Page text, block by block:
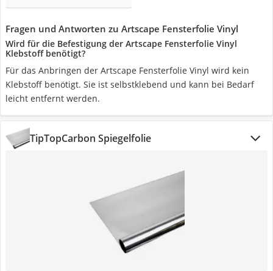
Fragen und Antworten zu Artscape Fensterfolie Vinyl
Wird für die Befestigung der Artscape Fensterfolie Vinyl
Klebstoff benötigt?
Für das Anbringen der Artscape Fensterfolie Vinyl wird kein
Klebstoff benötigt. Sie ist selbstklebend und kann bei Bedarf
leicht entfernt werden.
TipTopCarbon Spiegelfolie